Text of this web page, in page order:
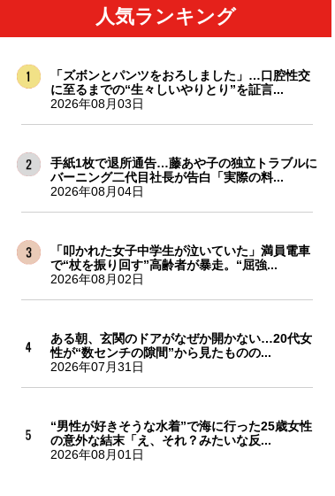
人気ランキング
「ズボンとパンツをおろしました」…口腔性交
に至るまでの“生々しいやりとり”を証言...
2026年08月03日
手紙1枚で退所通告…藤あや子の独立トラブルに
バーニング二代目社長が告白「実際の料...
2026年08月04日
「叩かれた女子中学生が泣いていた」満員電車
で“杖を振り回す”高齢者が暴走。“屈強...
2026年08月02日
ある朝、玄関のドアがなぜか開かない…20代女
性が“数センチの隙間”から見たものの...
2026年07月31日
“男性が好きそうな水着”で海に行った25歳女性
の意外な結末「え、それ？みたいな反...
2026年08月01日